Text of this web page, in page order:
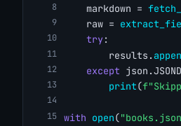
    markdown =
    raw =
try:
        results.
except
print(
with open(